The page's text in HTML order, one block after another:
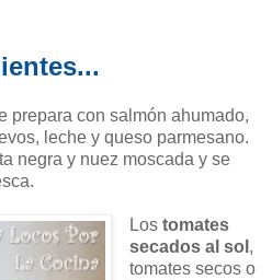
prepara con salmón ahumado,
leche y queso parmesano.
negra y nuez moscada y se
Los tomates
secados al sol ,
tomates secos o